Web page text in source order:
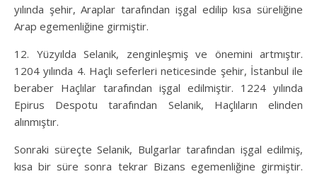
yılında şehir, Araplar tarafından işgal edilip kısa süreliğine
Arap egemenliğine girmiştir.
12. Yüzyılda Selanik, zenginleşmiş ve önemini artmıştır.
1204 yılında 4. Haçlı seferleri neticesinde şehir, İstanbul ile
beraber Haçlılar tarafından işgal edilmiştir. 1224 yılında
Epirus Despotu tarafından Selanik, Haçlıların elinden
alınmıştır.
Sonraki süreçte Selanik, Bulgarlar tarafından işgal edilmiş,
kısa bir süre sonra tekrar Bizans egemenliğine girmiştir.